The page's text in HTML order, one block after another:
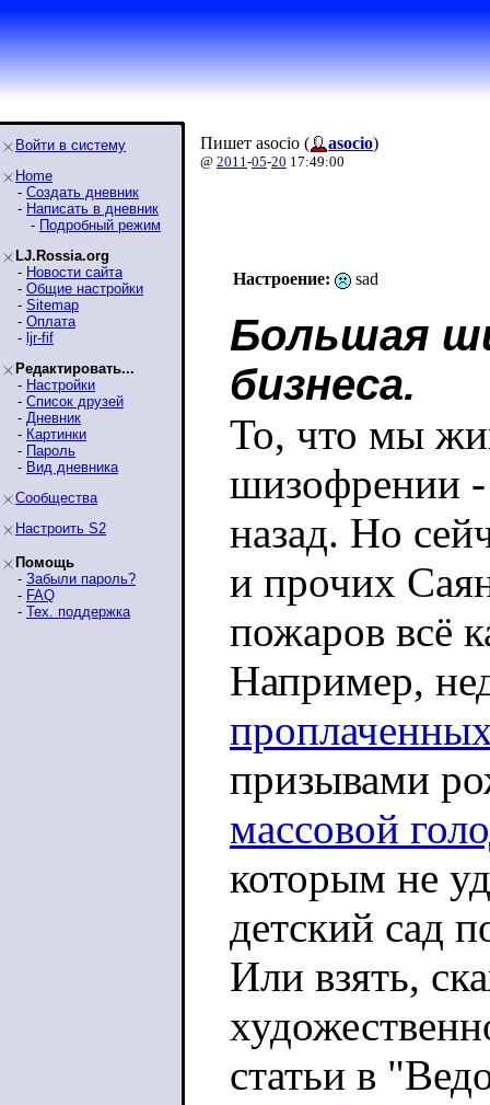
Войти в систему
Home
- Создать дневник
- Написать в дневник
- Подробный режим
LJ.Rossia.org
- Новости сайта
- Общие настройки
- Sitemap
- Оплата
- ljr-fif
Редактировать...
- Настройки
- Список друзей
- Дневник
- Картинки
- Пароль
- Вид дневника
Сообщества
Настроить S2
Помощь
- Забыли пароль?
- FAQ
- Тех. поддержка
Пишет asocio ( asocio)
@ 2011-05-20 17:49:00
Настроение: sad
Большая
бизнеса.
То, что мы
шизофрении -
назад. Но
и прочих
пожаров всё
Например,
призывами
массовой
которым не
детский сад
Или взять,
статьи в